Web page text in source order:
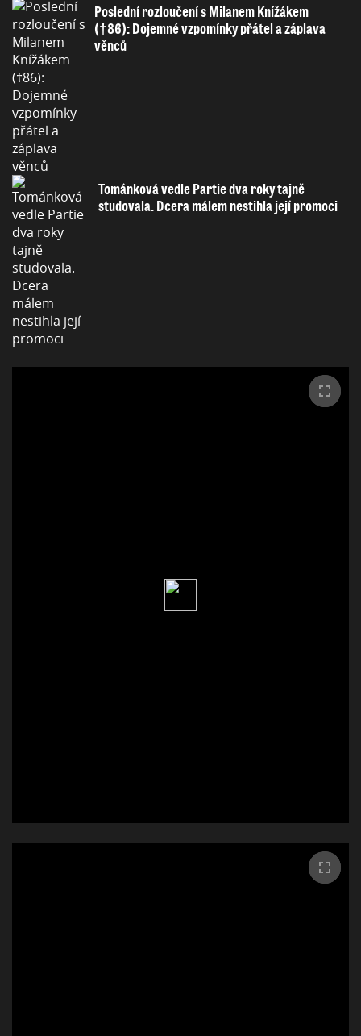
Poslední rozloučení s Milanem Knížákem
(†86): Dojemné vzpomínky přátel a záplava
věnců
Tománková vedle Partie dva roky tajně
studovala. Dcera málem nestihla její promoci